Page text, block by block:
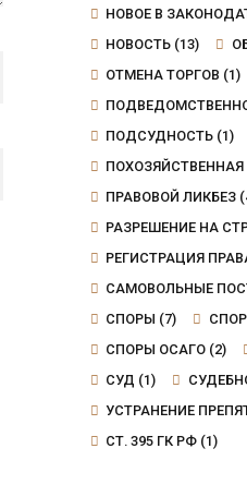
НОВОЕ В
НОВОСТЬ (13)
ОТМЕНА ТОРГОВ (1)
ПОДСУДНОСТЬ (1)
ПОХОЗЯЙСТВЕННАЯ
ПРАВОВОЙ ЛИКБЕЗ
РАЗРЕШЕНИЕ НА
РЕГИСТРАЦИЯ
САМОВОЛЬНЫЕ
СПОРЫ (7)
СПОРЫ ОСАГО (2)
СУД (1)
УСТРАНЕНИЕ
СТ. 395 ГК РФ (1)